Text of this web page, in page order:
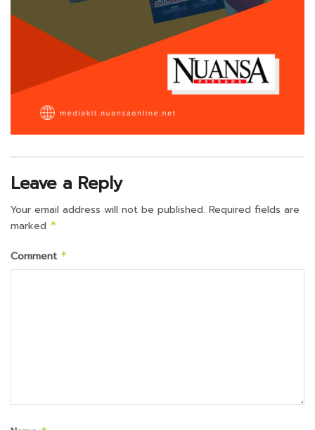
Leave a Reply
Your email address will not be published. Required fields are
marked *
Comment *